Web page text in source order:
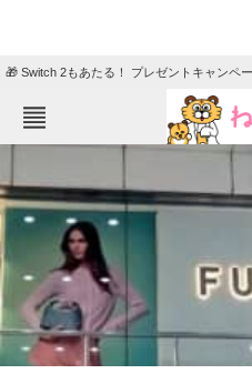
🎁 Switch 2もあたる！ プレゼントキャンペー
ねとらぼメニュー
TOP
エンタメ
グルメ
住まい
動物